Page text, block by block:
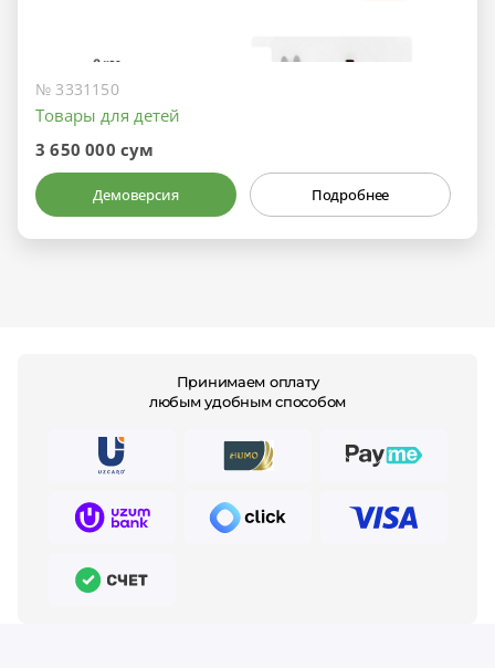
№ 3331150
Товары для детей
3 650 000 сум
Демоверсия Подробнее
Принимаем оплату
любым удобным способом